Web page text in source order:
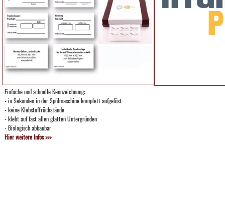
Einfache und schnelle Kennzeichnung:
- in Sekunden in der Spülmaschine komplett aufgelöst
- keine Klebstoffrückstände
- klebt auf fast allen glatten Untergründen
- Biologisch abbaubar
Hier weitere Infos >>>